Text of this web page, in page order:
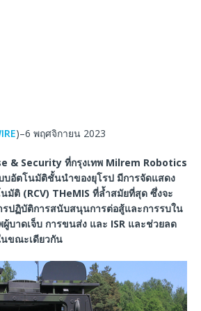
)–6 พฤศจิกายน 2023
& Security ที่กรุงเทพ Milrem Robotics
อัตโนมัติชั้นนำของยุโรป มีการจัดแสดง
มัติ (RCV) THeMIS ที่ล้ำสมัยที่สุด ซึ่งจะ
รปฏิบัติการสนับสนุนการต่อสู้และการรบใน
บาดเจ็บ การขนส่ง และ ISR และช่วยลด
นขณะเดียวกัน